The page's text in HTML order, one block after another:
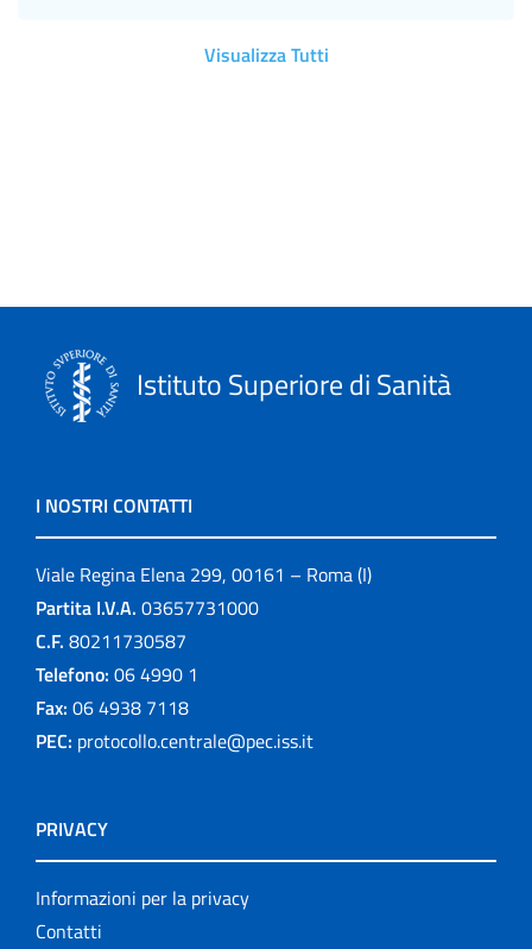
Visualizza Tutti
Istituto Superiore di Sanità
I NOSTRI CONTATTI
Viale Regina Elena 299, 00161 – Roma (I)
Partita I.V.A. 03657731000
C.F. 80211730587
Telefono: 06 4990 1
Fax: 06 4938 7118
PEC: protocollo.centrale@pec.iss.it
PRIVACY
Informazioni per la privacy
Contatti